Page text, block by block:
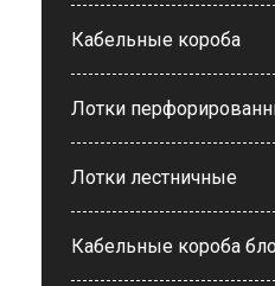
Кабельные короба
Лотки
Лотки лестничные
Кабельные короба